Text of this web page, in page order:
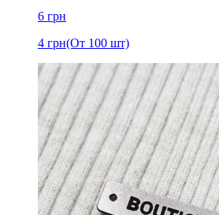
6 грн
4 грн(От 100 шт)